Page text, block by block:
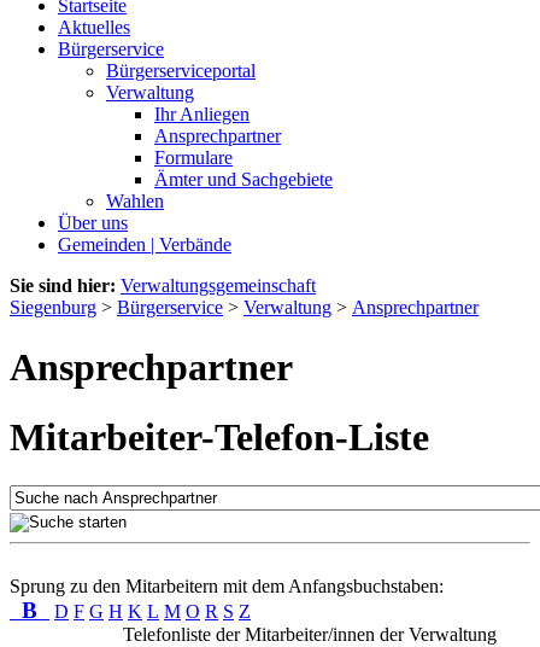
Startseite
Aktuelles
Bürgerservice
Bürgerserviceportal
Verwaltung
Ihr Anliegen
Ansprechpartner
Formulare
Ämter und Sachgebiete
Wahlen
Über uns
Gemeinden | Verbände
Sie sind hier: Verwaltungsgemeinschaft
Siegenburg > Bürgerservice > Verwaltung > Ansprechpartner
Ansprechpartner
Mitarbeiter-Telefon-Liste
Sprung zu den Mitarbeitern mit dem Anfangsbuchstaben:
B D F G H K L M O R S Z
Telefonliste der Mitarbeiter/innen der Verwaltung